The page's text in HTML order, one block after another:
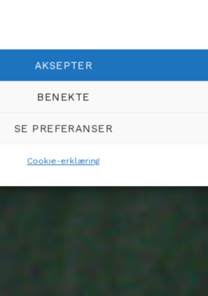
AKSEPTER
BENEKTE
SE PREFERANSER
Cookie-erklæring